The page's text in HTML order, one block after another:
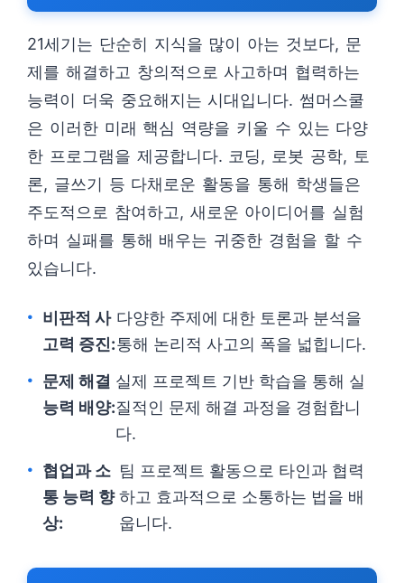
21세기는 단순히 지식을 많이 아는 것보다, 문
제를 해결하고 창의적으로 사고하며 협력하는
능력이 더욱 중요해지는 시대입니다. 썸머스쿨
은 이러한 미래 핵심 역량을 키울 수 있는 다양
한 프로그램을 제공합니다. 코딩, 로봇 공학, 토
론, 글쓰기 등 다채로운 활동을 통해 학생들은
주도적으로 참여하고, 새로운 아이디어를 실험
하며 실패를 통해 배우는 귀중한 경험을 할 수
있습니다.
비판적 사
고력 증진:
다양한 주제에 대한 토론과 분석을
통해 논리적 사고의 폭을 넓힙니다.
문제 해결
능력 배양:
실제 프로젝트 기반 학습을 통해 실
질적인 문제 해결 과정을 경험합니
다.
협업과 소
통 능력 향
상:
팀 프로젝트 활동으로 타인과 협력
하고 효과적으로 소통하는 법을 배
웁니다.